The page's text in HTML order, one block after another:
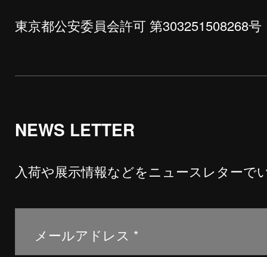
東京都公安委員会許可 第303251508268号
NEWS LETTER
入荷や展示情報などをニュースレターで